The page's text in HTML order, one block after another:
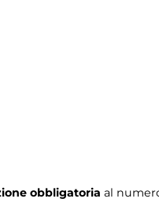
obbligatoria al